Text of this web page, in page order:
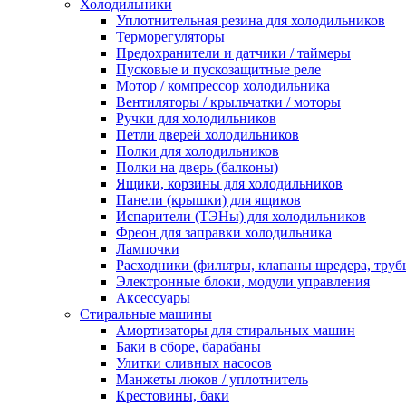
Холодильники
Уплотнительная резина для холодильников
Терморегуляторы
Предохранители и датчики / таймеры
Пусковые и пускозащитные реле
Мотор / компрессор холодильника
Вентиляторы / крыльчатки / моторы
Ручки для холодильников
Петли дверей холодильников
Полки для холодильников
Полки на дверь (балконы)
Ящики, корзины для холодильников
Панели (крышки) для ящиков
Испарители (ТЭНы) для холодильников
Фреон для заправки холодильника
Лампочки
Расходники (фильтры, клапаны шредера,
Электронные блоки, модули управления
Аксессуары
Стиральные машины
Амортизаторы для стиральных машин
Баки в сборе, барабаны
Улитки сливных насосов
Манжеты люков / уплотнитель
Крестовины, баки